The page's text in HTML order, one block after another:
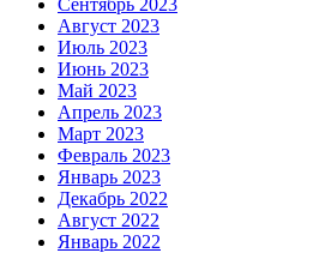
Август 2023
Июль 2023
Июнь 2023
Май 2023
Апрель 2023
Март 2023
Февраль 2023
Январь 2023
Декабрь 2022
Август 2022
Январь 2022